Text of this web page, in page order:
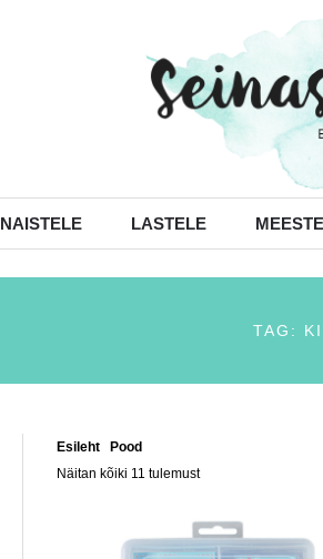
NAISTELE LASTELE
TAG:
Esileht /Pood
Näitan kõiki 11 tulemust